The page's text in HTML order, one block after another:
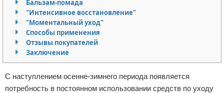
Мода
Отношения
Самосовершенствование
Финансы
Сотрудничество
Размещение рекламы
Для правообладателей
Условия предоставления информации
Бальзам-помада
"Интенсивное восстановление"
"Моментальный уход"
Способы применения
Отзывы покупателей
Заключение
С наступлением осенне-зимнего периода появляется
потребность в постоянном использовании средств по уходу